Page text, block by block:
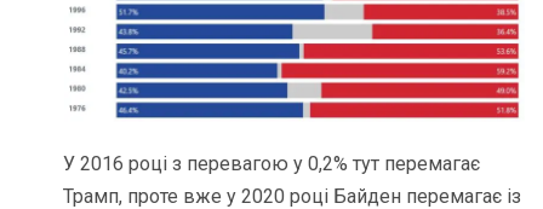
У 2016 році з перевагою у 0,2% тут перемагає
Трамп, проте вже у 2020 році Байден перемагає із